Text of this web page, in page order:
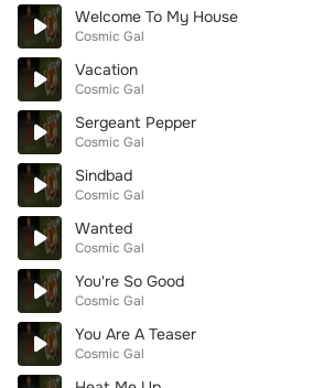
Welcome To My House
Cosmic Gal
Vacation
Cosmic Gal
Sergeant Pepper
Cosmic Gal
Sindbad
Cosmic Gal
Wanted
Cosmic Gal
You're So Good
Cosmic Gal
You Are A Teaser
Cosmic Gal